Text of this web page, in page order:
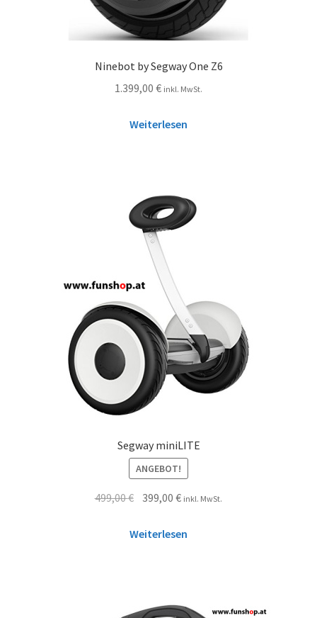
Ninebot by Segway One Z6
1.399,00 € inkl. MwSt.
Weiterlesen
Segway miniLITE
ANGEBOT!
499,00€ 399,00€ inkl. MwSt.
Weiterlesen